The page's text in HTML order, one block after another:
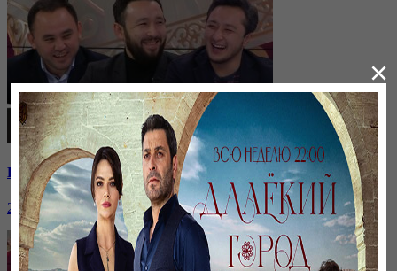
Қазақ және комедия, футзал, жайлы мектеп | Battle соз
25 декабря, 14:00
×